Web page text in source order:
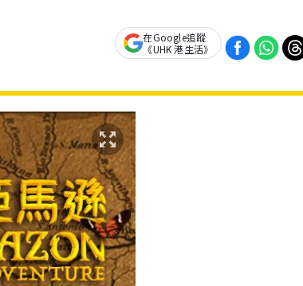
在Google追蹤
《UHK 港生活》